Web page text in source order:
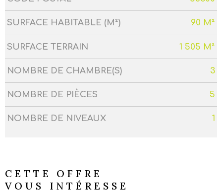
SURFACE HABITABLE (M²) 90 M²
SURFACE TERRAIN 1 505 M²
NOMBRE DE CHAMBRE(S) 3
NOMBRE DE PIÈCES 5
NOMBRE DE NIVEAUX 1
CETTE OFFRE
VOUS INTÉRESSE